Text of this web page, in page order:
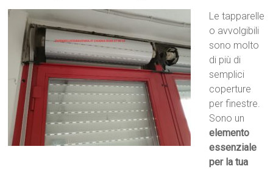
Le tapparelle
o avvolgibili
sono molto
di più di
semplici
coperture
per finestre.
Sono un
elemento
essenziale
per la tua